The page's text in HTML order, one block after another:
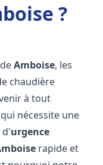
?
deAmboise, les
chaudière
à tout
nécessite une
d'urgence
rapide et